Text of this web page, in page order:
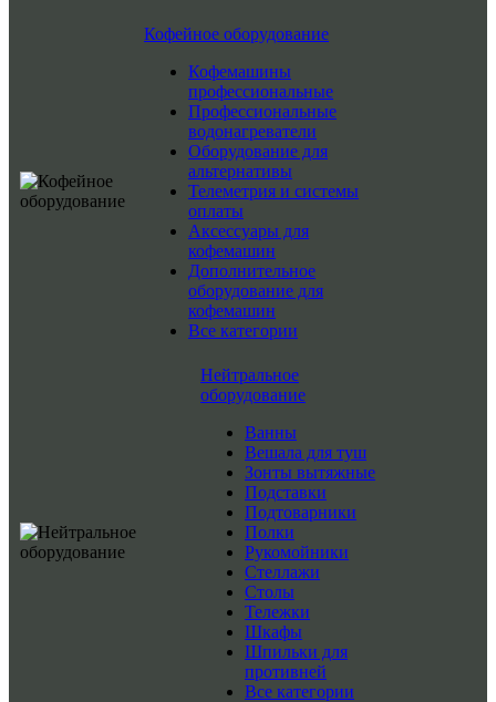
Кофейное оборудование
Кофемашины
профессиональные
Профессиональные
водонагреватели
Оборудование для
альтернативы
Телеметрия и системы
оплаты
Аксессуары для
кофемашин
Дополнительное
оборудование для
кофемашин
Все категории
Нейтральное
оборудование
Ванны
Вешала для туш
Зонты вытяжные
Подставки
Подтоварники
Полки
Рукомойники
Стеллажи
Столы
Тележки
Шкафы
Шпильки для
противней
Все категории